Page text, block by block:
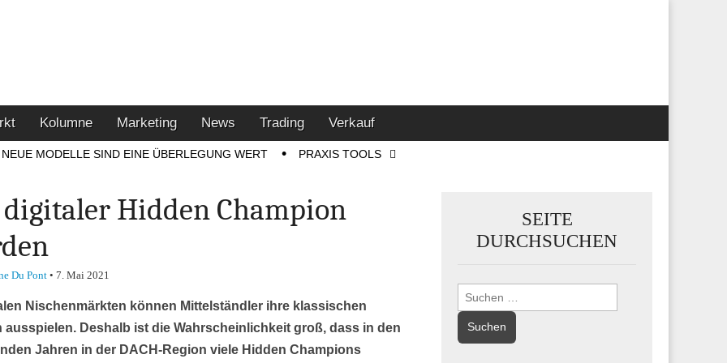
Kolumne Marketing News Trading Verkauf
NEUE MODELLE SIND EINE ÜBERLEGUNG WERT PRAXIS TOOLS
Hidden Champion
Du Pont• 7. Mai 2021
Nischenmärkten können Mittelständler ihre klassischen
ausspielen. Deshalb ist die Wahrscheinlichkeit groß, dass in den
Jahren in der DACH-Region viele Hidden Champions
SEITE
DURCHSUCHEN
Suchen
nach: